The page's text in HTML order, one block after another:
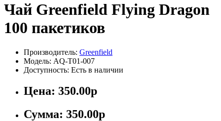
Чай Greenfield Flying Dragon
100 пакетиков
Производитель: Greenfield
Модель: AQ-T01-007
Доступность: Есть в наличии
Цена: 350.00р
Сумма: 350.00р